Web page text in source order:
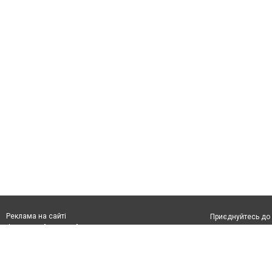
Реклама на сайті
Франшиза "CitySites"
Приєднуйтесь до